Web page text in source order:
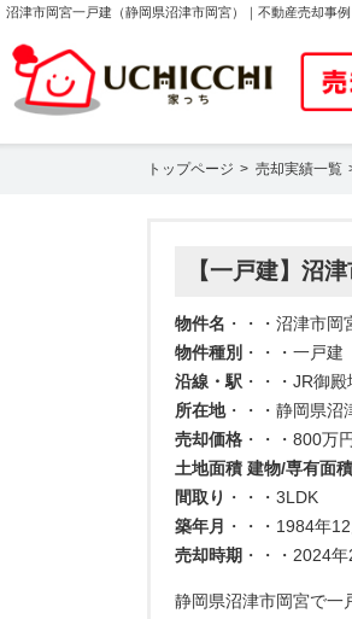
沼津市岡宮一戸建（静岡県沼津市岡宮）｜不動産売却事
トップページ 売却実績一覧
【一戸建】沼
物件名 ・・・沼津市岡
物件種別 ・・・一戸建
沿線・駅 ・・・JR御
所在地・・・静岡県沼
売却価格 ・・・800万
土地面積 建物/専有面積
間取り ・・・3LDK
築年月
・・・1984年12
売却時期 ・・・2024年
静岡県沼津市岡宮で一